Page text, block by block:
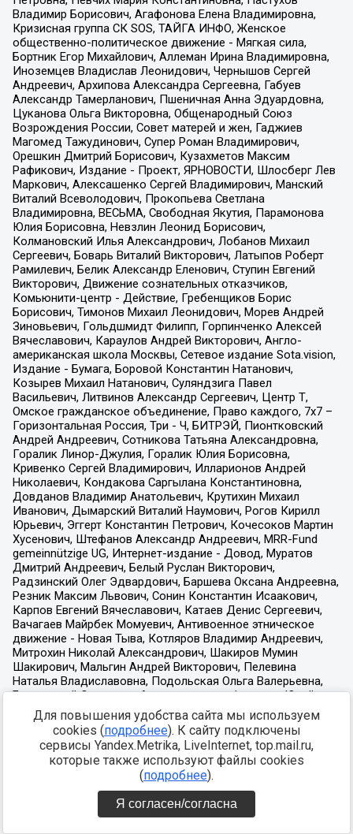
Для повышения удобства сайта мы используем
cookies (подробнее). К сайту подключены
сервисы Yandex.Metrika, LiveInternet, top.mail.ru,
которые также используют файлы cookies
(подробнее).
Я согласен/согласна